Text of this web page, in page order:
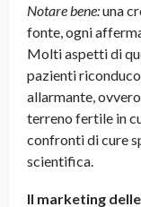
Notare bene:una
fonte, ogni
Molti aspetti di
pazienti
allarmante,
terreno fertile in
confronti di cure
scientifica.
Il marketing